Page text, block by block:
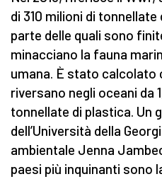
di 310 milioni di
parte delle quali sono
minacciano la fauna
umana. È stato calcolato
riversano negli oceani da
tonnellate di plastica. Un
dell’Università della
ambientale Jenna
paesi più inquinanti sono